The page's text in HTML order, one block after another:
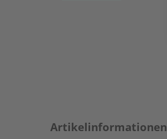
Artikelinformationen